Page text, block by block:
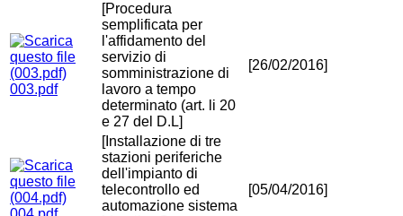
003.pdf
[Procedura
semplificata per
l'affidamento del
servizio di
somministrazione di
lavoro a tempo
determinato (art. li 20
e 27 del D.L]
[26/02/2016]
[Installazione di tre
stazioni periferiche
dell'impianto di
telecontrollo ed
automazione sistema
[05/04/2016]